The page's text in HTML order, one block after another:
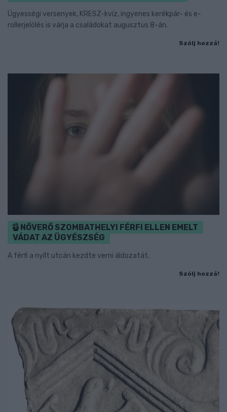
Ügyességi versenyek, KRESZ-kvíz, ingyenes kerékpár- és e-
rollerjelölés is várja a családokat augusztus 8-án.
Szólj hozzá!
NŐVERŐ SZOMBATHELYI FÉRFI ELLEN EMELT
VÁDAT AZ ÜGYÉSZSÉG
A férfi a nyílt utcán kezdte verni áldozatát.
Szólj hozzá!